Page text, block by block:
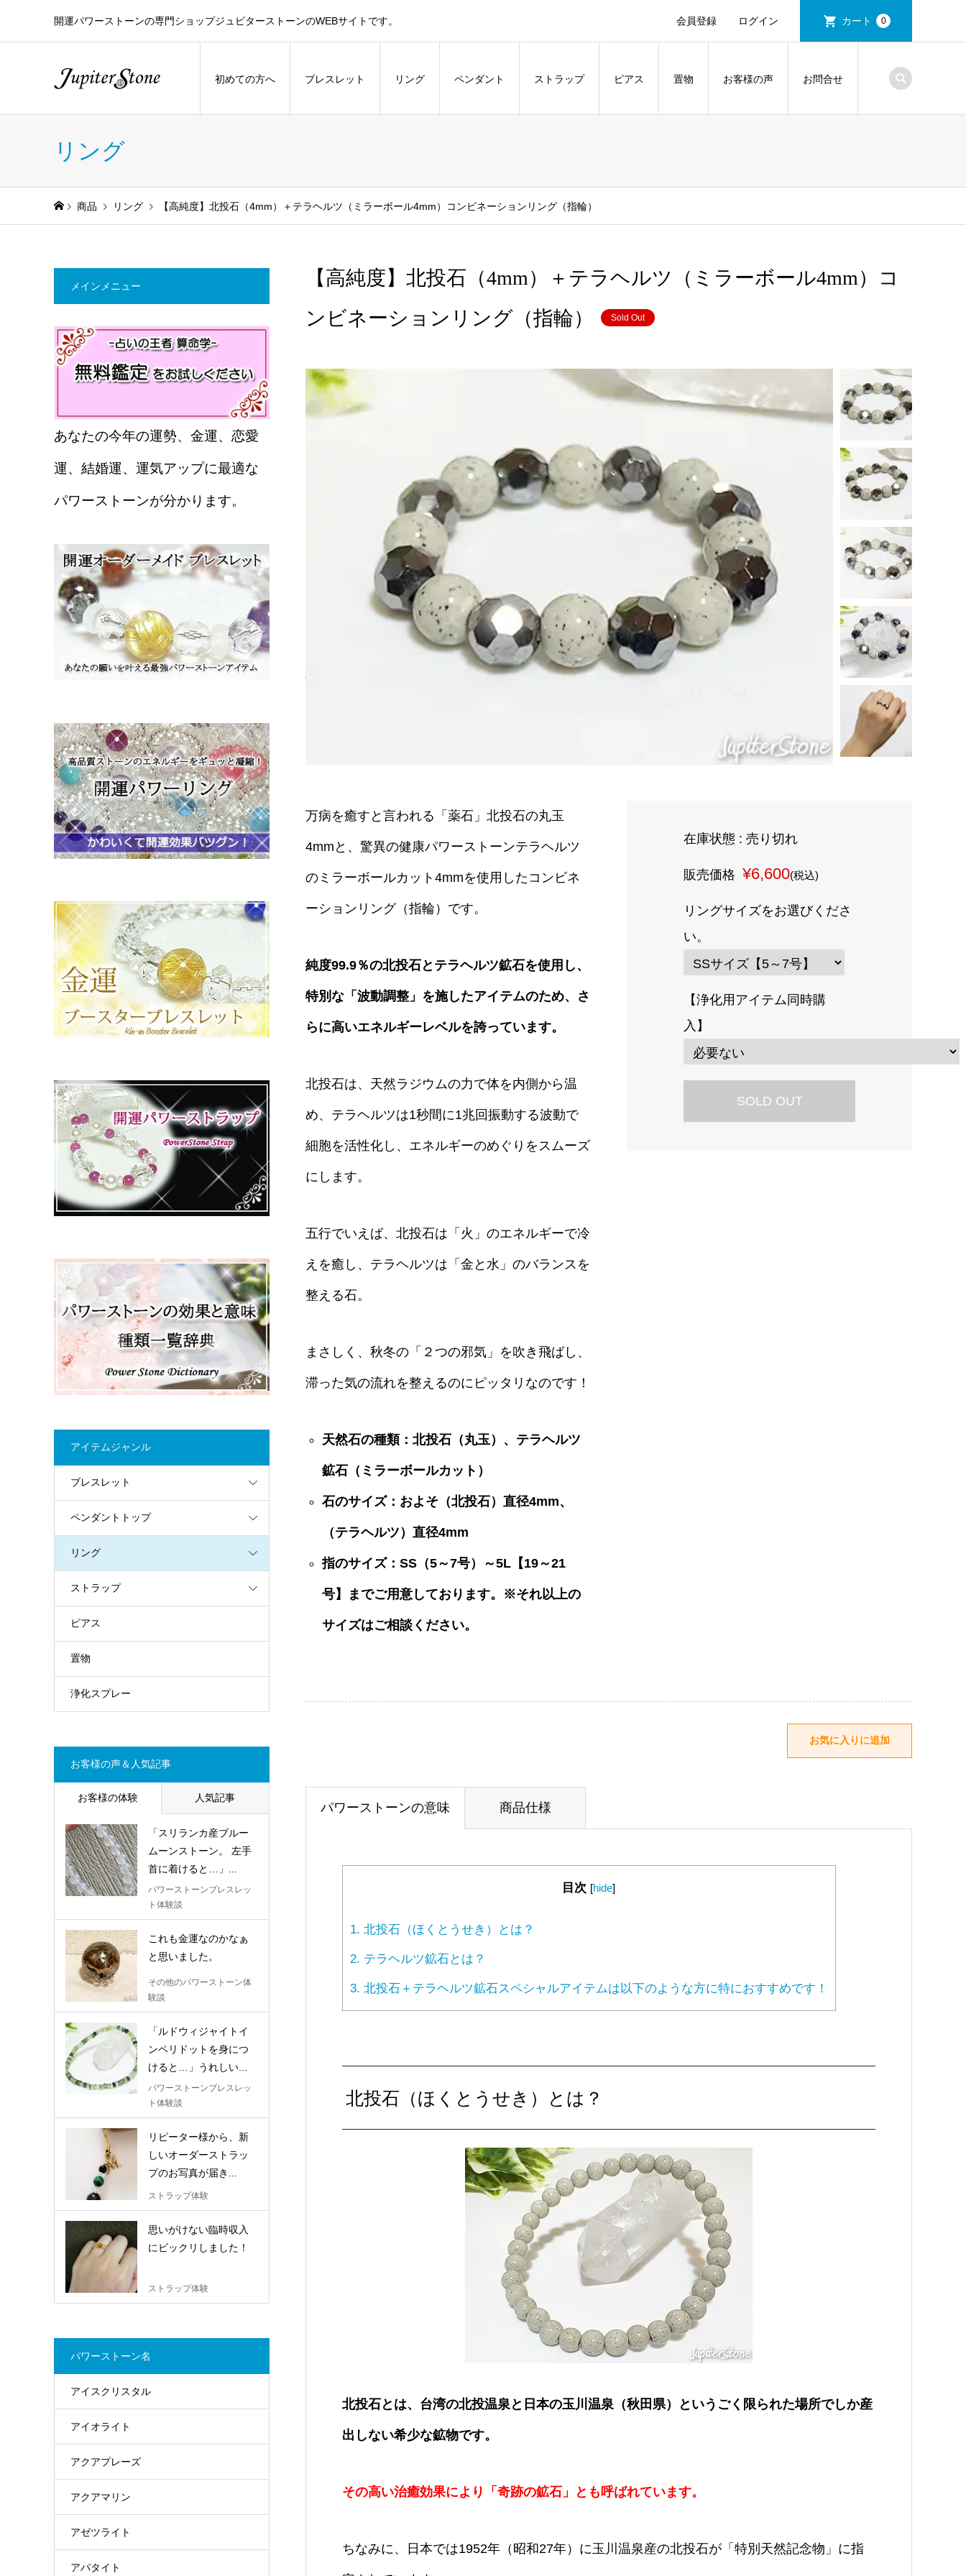
開運パワーストーンの専門ショップジュピターストーンのWEBサイトです。 会員登録 ログイン カート 0
初めての方へ ブレスレット リング ペンダント ストラップ ピアス 置物 お客様の声 お問合せ
リング
商品 リング 【高純度】北投石（4mm）＋テラヘルツ（ミラーボール4mm）コンビネーションリング（指輪）
【高純度】北投石（4mm）＋テラヘルツ（ミラーボール4mm）コ
ンビネーションリング（指輪）
Sold Out
万病を癒すと言われる「薬石」北投石の丸玉
4mmと、驚異の健康パワーストーンテラヘルツ
のミラーボールカット4mmを使用したコンビネ
ーションリング（指輪）です。
純度99.9％の北投石とテラヘルツ鉱石を使用し、
特別な「波動調整」を施したアイテムのため、さ
らに高いエネルギーレベルを誇っています。
北投石は、天然ラジウムの力で体を内側から温
め、テラヘルツは1秒間に1兆回振動する波動で
細胞を活性化し、エネルギーのめぐりをスムーズ
にします。
五行でいえば、北投石は「火」のエネルギーで冷
えを癒し、テラヘルツは「金と水」のバランスを
整える石。
まさしく、秋冬の「２つの邪気」を吹き飛ばし、
滞った気の流れを整えるのにピッタリなのです！
天然石の種類：北投石（丸玉）、テラヘルツ
鉱石（ミラーボールカット）
石のサイズ：およそ（北投石）直径4mm、
（テラヘルツ）直径4mm
指のサイズ：SS（5～7号）～5L【19～21
号】までご用意しております。 ※それ以上の
サイズはご相談ください。
在庫状態 : 売り切れ
販売価格¥6,600(税込)
リングサイズをお選びくださ
い。
【浄化用アイテム同時購
入】
SOLD OUT
パワーストーンの意味 商品仕様
目次 [hide]
1. 北投石（ほくとうせき）とは？
2. テラヘルツ鉱石とは？
3. 北投石＋テラヘルツ鉱石スペシャルアイテムは以下のような方に特におすすめです！
北投石（ほくとうせき）とは？
北投石とは、台湾の北投温泉と日本の玉川温泉（秋田県）というごく限られた場所でしか産
出しない希少な鉱物です。
その高い治癒効果により「奇跡の鉱石」とも呼ばれています。
ちなみに、日本では1952年（昭和27年）に玉川温泉産の北投石が「特別天然記念物」に指
メインメニュー
あなたの今年の運勢、金運、恋愛
運、結婚運、運気アップに最適な
パワーストーンが分かります。
アイテムジャンル
ブレスレット
ペンダントトップ
リング
ストラップ
ピアス
置物
浄化スプレー
お客様の声＆人気記事
お客様の体験 人気記事
「スリランカ産ブルー
ムーンストーン。 左手
首に着けると…」...
パワーストーンブレスレッ
ト体験談
これも金運なのかなぁ
と思いました。
その他のパワーストーン体
験談
「ルドウィジャイトイ
ンペリドットを身につ
けると…」うれしい...
パワーストーンブレスレッ
ト体験談
リピーター様から、新
しいオーダーストラッ
プのお写真が届き...
ストラップ体験
思いがけない臨時収入
にビックリしました！
ストラップ体験
パワーストーン名
アイスクリスタル
アイオライト
アクアプレーズ
アクアマリン
アゼツライト
アパタイト